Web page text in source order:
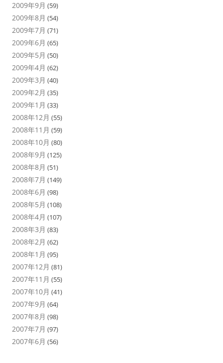
2009年9月 (59)
2009年8月 (54)
2009年7月 (71)
2009年6月 (65)
2009年5月 (50)
2009年4月 (62)
2009年3月 (40)
2009年2月 (35)
2009年1月 (33)
2008年12月 (55)
2008年11月 (59)
2008年10月 (80)
2008年9月 (125)
2008年8月 (51)
2008年7月 (149)
2008年6月 (98)
2008年5月 (108)
2008年4月 (107)
2008年3月 (83)
2008年2月 (62)
2008年1月 (95)
2007年12月 (81)
2007年11月 (55)
2007年10月 (41)
2007年9月 (64)
2007年8月 (98)
2007年7月 (97)
2007年6月 (56)